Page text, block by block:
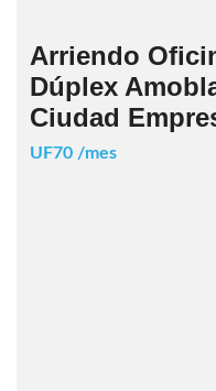
Arriendo
Dúplex
Ciudad
UF70 /mes